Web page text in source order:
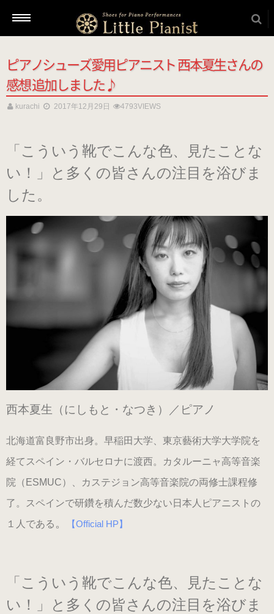
新着情報
本番用（ヒール高2cm）
ローヒール
（22.5～26.0cm）
（シャンパン・スムース）
（22.5～26.0cm）
（シャンパン・スムース）
（21.0～22.0cm）
男女兼用モデル
練習用（ストレッチ生地）
ピアノシューズ愛用ピアニスト 西本夏生さんの
感想 追加しました♪
kurachi 2017年12月29日 4793VIEWS
「こういう靴でこんな色、見たことな
い！」と多くの皆さんの注目を浴びま
した。
西本夏生（にしもと・なつき）／ピアノ
北海道富良野市出身。早稲田大学、東京藝術大学大学院を
経てスペイン・バルセロナに渡西。カタルーニャ高等音楽
院（ESMUC）、カステジョン高等音楽院の両修士課程修
了。スペインで研鑽を積んだ数少ない日本人ピアニストの
１人である 。 【Official HP】
「こういう靴でこんな色、見たことな
い！」と多くの皆さんの注目を浴びま